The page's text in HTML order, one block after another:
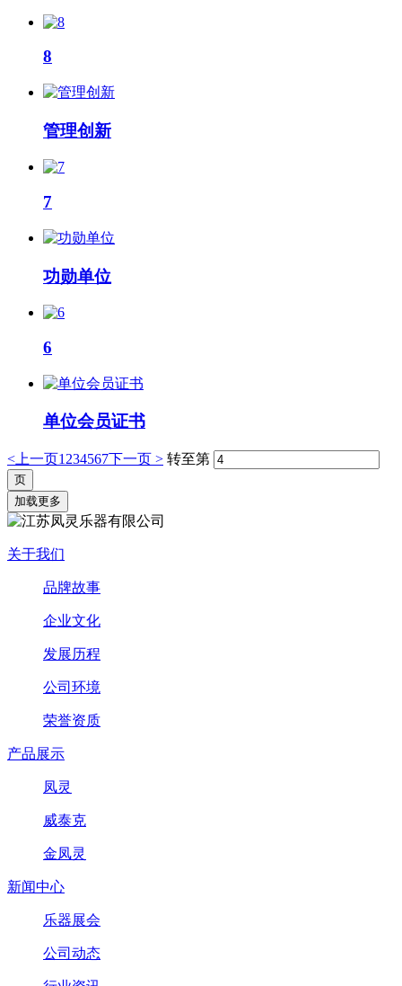
8
管理创新
7
功勋单位
6
单位会员证书
<上一页1 234567下一页 > 转至第
加载更多
关于我们
品牌故事
企业文化
发展历程
公司环境
荣誉资质
产品展示
凤灵
威泰克
金凤灵
新闻中心
乐器展会
公司动态